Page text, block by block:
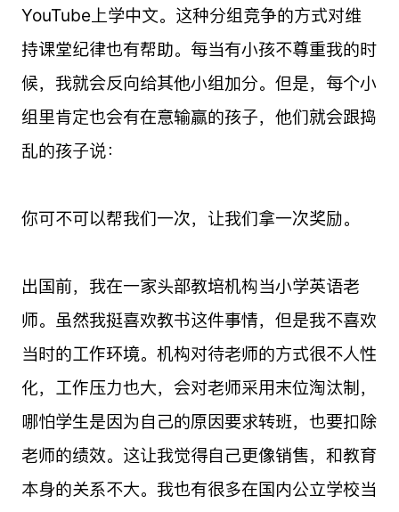
YouTube上学中文。这种分组竞争的方式对维
持课堂纪律也有帮助。每当有小孩不尊重我的时
候，我就会反向给其他小组加分。但是，每个小
组里肯定也会有在意输赢的孩子，他们就会跟捣
乱的孩子说：
你可不可以帮我们一次，让我们拿一次奖励。
出国前，我在一家头部教培机构当小学英语老
师。虽然我挺喜欢教书这件事情，但是我不喜欢
当时的工作环境。机构对待老师的方式很不人性
化，工作压力也大，会对老师采用末位淘汰制，
哪怕学生是因为自己的原因要求转班，也要扣除
老师的绩效。这让我觉得自己更像销售，和教育
本身的关系不大。我也有很多在国内公立学校当